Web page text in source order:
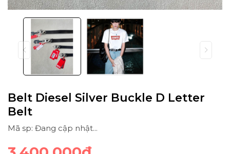
Belt Diesel Silver Buckle D Letter
Belt
Mã sp: Đang cập nhật...